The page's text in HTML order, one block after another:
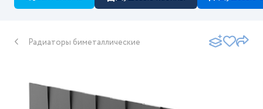
Радиаторы биметаллические